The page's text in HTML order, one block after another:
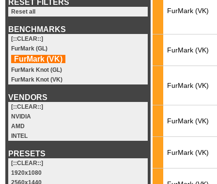
RESET FILTERS
Reset all
BENCHMARKS
[::CLEAR::]
FurMark (GL)
FurMark (VK)
FurMark Knot (GL)
FurMark Knot (VK)
VENDORS
[::CLEAR::]
NVIDIA
AMD
INTEL
PRESETS
[::CLEAR::]
1920x1080
FurMark (VK)
FurMark (VK)
FurMark (VK)
FurMark (VK)
FurMark (VK)